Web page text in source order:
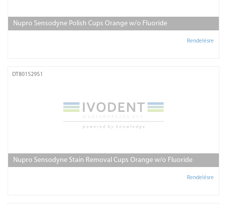
Nupro Sensodyne Polish Cups Orange w/o Fluoride
Rendelésre
DT801529S1
Nupro Sensodyne Stain Removal Cups Orange w/o Fluoride
Rendelésre